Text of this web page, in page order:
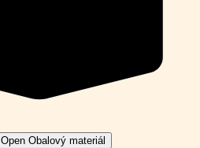
Open Obalový materiál